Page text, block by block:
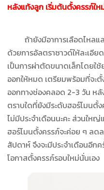
หลังแท้งลูก เริ่มต้นตั้งครรภ์ใ
ถ้ายังมีอาการเลือดไหลแล
ด้วยการอัลตราซาวด์ให้ละเอี
เป็นการผ่าตัดขนาดเล็กโดยใ
ออกให้หมด เตรียมพร้อมที่จะ
ออกทางช่องคลอด 2-3 วัน หลั
ตราบใดที่ยังมีระดับฮอร์โมนตั้
ไม่มีประจำเดือนนะคะ ส่วนให
ฮอร์โมนตั้งครรภ์จะค่อย ๆ ล
สัปดาห์ จึงจะมีประจำเดือนอีก
โอกาสตั้งครรภ์รอบใหม่นั่นเอง